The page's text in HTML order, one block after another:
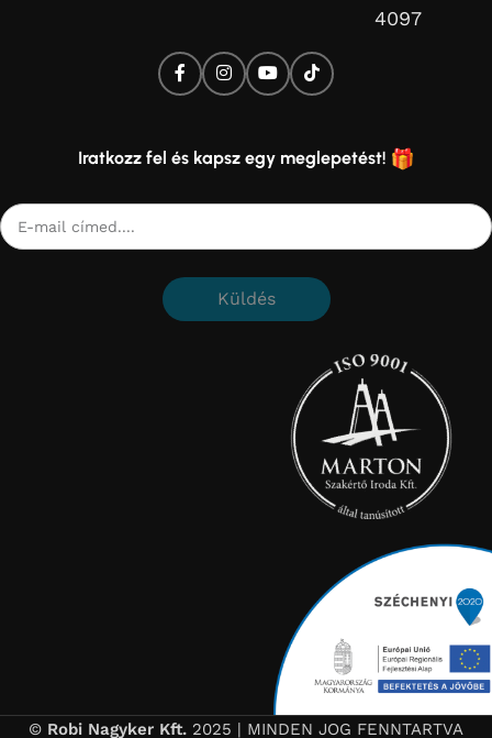
4097
Iratkozz fel és kapsz egy meglepetést!
Küldés
© Robi Nagyker Kft. 2025 | MINDEN JOG FENNTARTVA